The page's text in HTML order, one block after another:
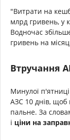
"Витрати на
млрд гривень, у
Водночас
гривень на
Втручання
Минулої
АЗС 10 днів, щоб
пальне. За
і ціни на